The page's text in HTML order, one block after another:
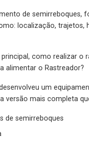
de semirreboques,
localização, trajetos,
como realizar o
alimentar o Rastreador?
um
versão mais completa
de semirreboques